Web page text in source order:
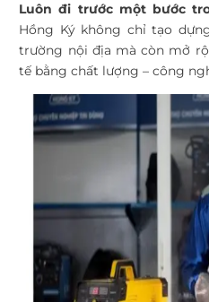
Luôn đi trước một bước
Hồng Ký không chỉ tạo
trường nội địa mà còn mở
tế bằng chất lượng – công